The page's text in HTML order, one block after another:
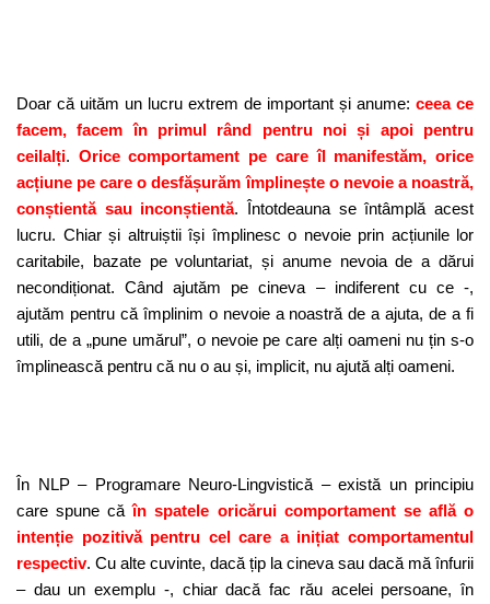
Doar că uităm un lucru extrem de important și anume: ceea ce
facem, facem în primul rând pentru noi și apoi pentru
ceilalți. Orice comportament pe care îl manifestăm, orice
acțiune pe care o desfășurăm împlinește o nevoie a noastră,
conștientă sau inconștientă. Întotdeauna se întâmplă acest
lucru. Chiar și altruiștii își împlinesc o nevoie prin acțiunile lor
caritabile, bazate pe voluntariat, și anume nevoia de a dărui
necondiționat. Când ajutăm pe cineva – indiferent cu ce -,
ajutăm pentru că împlinim o nevoie a noastră de a ajuta, de a fi
utili, de a „pune umărul”, o nevoie pe care alți oameni nu țin s-o
împlinească pentru că nu o au și, implicit, nu ajută alți oameni.
În NLP – Programare Neuro-Lingvistică – există un principiu
care spune căîn spatele oricărui comportament se află o
intenție pozitivă pentru cel care a inițiat comportamentul
respectiv. Cu alte cuvinte, dacă țip la cineva sau dacă mă înfurii
– dau un exemplu -, chiar dacă fac rău acelei persoane, în